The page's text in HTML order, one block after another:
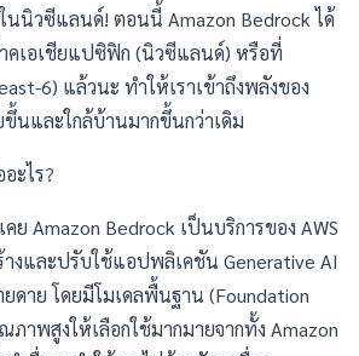
นนิวซีแลนด์! ตอนนี้ Amazon Bedrock ได้
คเอเชียแปซิฟิก (นิวซีแลนด์) หรือที่
6) แล้วนะ ทำให้เราเข้าถึงพลังของ
ขึ้นและใกล้บ้านมากขึ้นกว่าเดิม
ะไร?
ย Amazon Bedrock เป็นบริการของ AWS
างและปรับใช้แอปพลิเคชัน Generative AI
ยดาย โดยมีโมเดลพื้นฐาน (Foundation
ภาพสูงให้เลือกใช้มากมายจากทั้ง Amazon